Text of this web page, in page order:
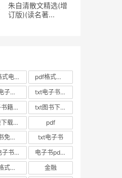
朱自清散文精选(增
订版)(读名著...
txt格式电子书下载
pdf格式电子书下载
pdf电子书免费下载
txt电子书阅读
电子书籍下载
txt图书下载
免费下载电子书
pdf
pdf书免费下载
txt电子书
txt电子书免费下载
电子书pdf下载
pdf格式电子书
金融